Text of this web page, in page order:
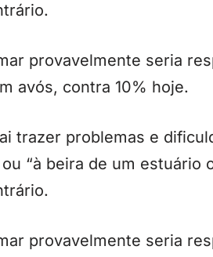
provavelmente seria
avós, contra 10% hoje.
trazer problemas e
“à beira de um estuário
provavelmente seria